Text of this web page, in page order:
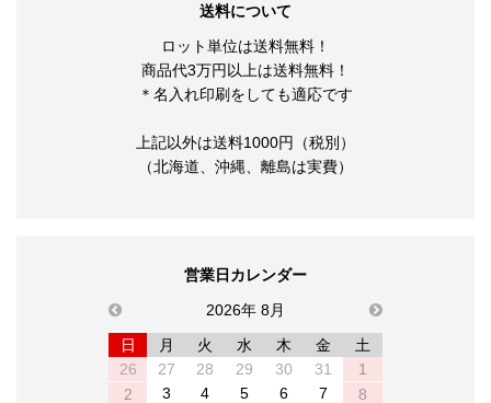
送料について
ロット単位は送料無料！
商品代3万円以上は送料無料！
＊名入れ印刷をしても適応です
上記以外は送料1000円（税別）
（北海道、沖縄、離島は実費）
営業日カレンダー
previous
2026年 8月
next
日
月 火 水 木 金
土
26
27 28 29 30 31
1
2
3 4 5 6 7 8